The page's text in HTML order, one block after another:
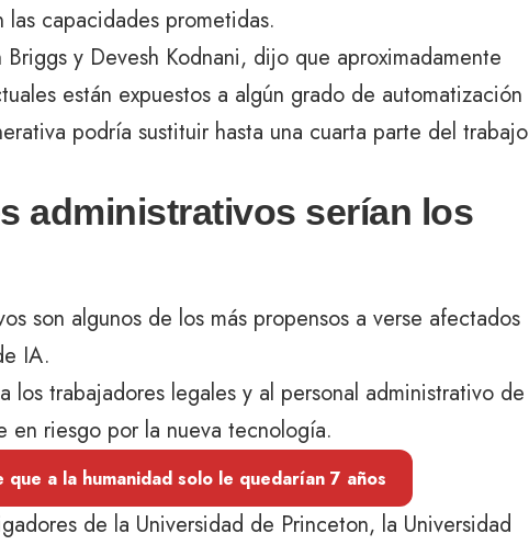
capacidades prometidas.
y Devesh Kodnani, dijo que aproximadamente
están expuestos a algún grado de automatización
podría sustituir hasta una cuarta parte del trabajo
administrativos serían los
son algunos de los más propensos a verse afectados
IA.
los trabajadores legales y al personal administrativo de
en riesgo por la nueva tecnología.
a la humanidad solo le quedarían 7 años
de la Universidad de Princeton, la Universidad